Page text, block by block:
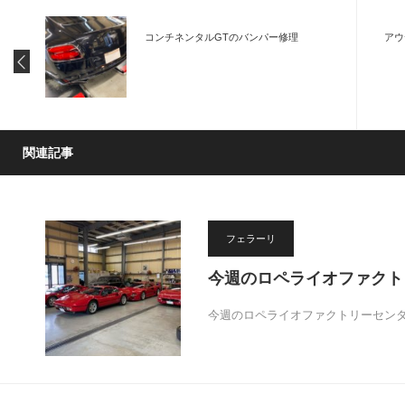
コンチネンタルGTのバンパー修理 ア
関連記事
フェラーリ
今週のロペライオファク
今週のロペライオファクトリーセン